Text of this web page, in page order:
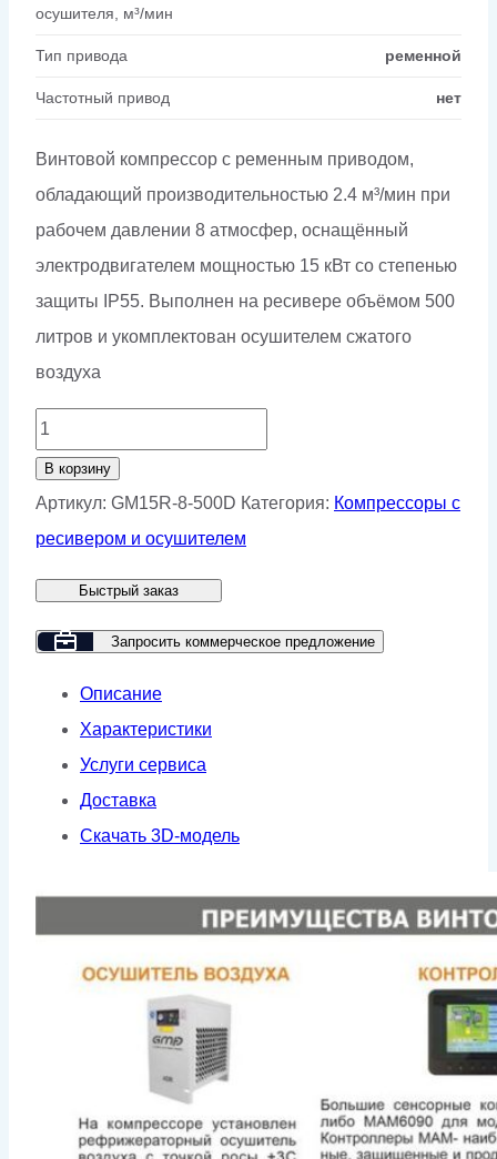
осушителя, м³/мин
Тип привода ременной
Частотный привод нет
Винтовой компрессор с ременным приводом,
обладающий производительностью 2.4 м³/мин при
рабочем давлении 8 атмосфер, оснащённый
электродвигателем мощностью 15 кВт со степенью
защиты IP55. Выполнен на ресивере объёмом 500
литров и укомплектован осушителем сжатого
воздуха
Количество
товара
Винтовой
компрессор
GM
15R-
В корзину
Артикул: GM15R-8-500D Категория: Компрессоры с
ресивером и осушителем
Быстрый заказ
Запросить коммерческое предложение
Описание
Характеристики
Услуги сервиса
Доставка
Скачать 3D-модель